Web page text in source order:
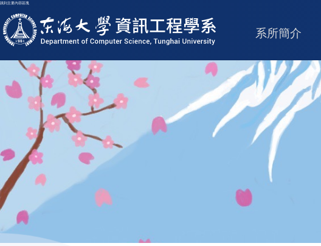
跳到主要內容區塊
東海大學logo
系所簡介